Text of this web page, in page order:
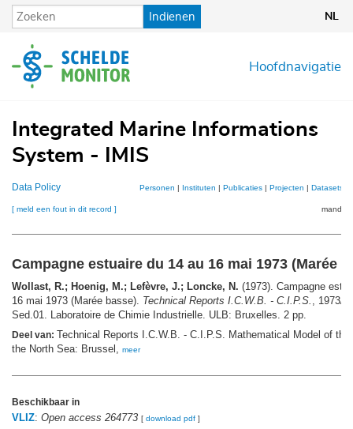
Overslaan
en
de
inhoud
Indienen NL
Hoofdnavigatie
Integrated Marine Informations
System - IMIS
Data Policy Personen | Instituten | Publicaties| Projecten | Datasets
[ meld een fout in dit record ] mandje
Campagne estuaire du 14 au 16 mai 1973 (Marée
Wollast, R.; Hoenig, M.; Lefèvre, J.; Loncke, N. (1973). Campagne
16 mai 1973 (Marée basse). Technical Reports I.C.W.B. - C.I.P.S.
, 1973/
Sed.01. Laboratoire de Chimie Industrielle. ULB: Bruxelles. 2 pp.
Deel van: Technical Reports I.C.W.B. - C.I.P.S. Mathematical Model of the
the North Sea: Brussel,
meer
Beschikbaar in
VLIZ: Open access 264773 [ download pdf ]